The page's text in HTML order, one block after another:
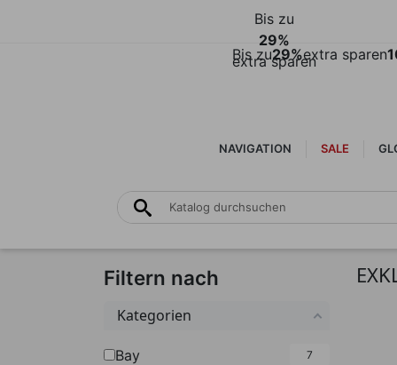
Bis zu29%extra sparen
Bis zu
29%
extra sparen
NAVIGATION SALE
Filtern nach
Kategorien
Bay 7